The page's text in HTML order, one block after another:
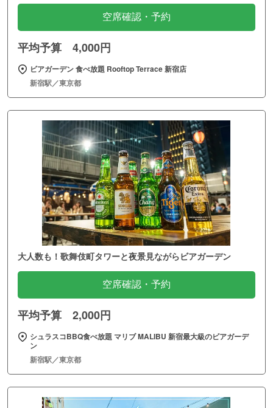
空席確認・予約
平均予算 4,000円
ビアガーデン 食べ放題 Rooftop Terrace 新宿店
新宿駅／東京都
大人数も！歌舞伎町タワーと夜景見ながらビアガーデン
空席確認・予約
平均予算 2,000円
シュラスコBBQ食べ放題 マリブ MALIBU 新宿最大級のビアガーデ
ン
新宿駅／東京都